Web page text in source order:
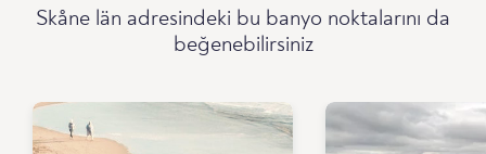
Skåne län adresindeki bu banyo noktalarını da
beğenebilirsiniz